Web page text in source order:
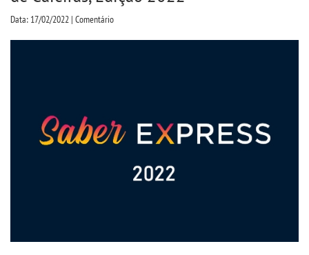
CURSOS
Data: 17/02/2022 | Comentário